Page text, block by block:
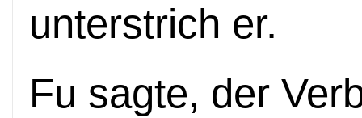
unterstrich er.
Fu sagte, der